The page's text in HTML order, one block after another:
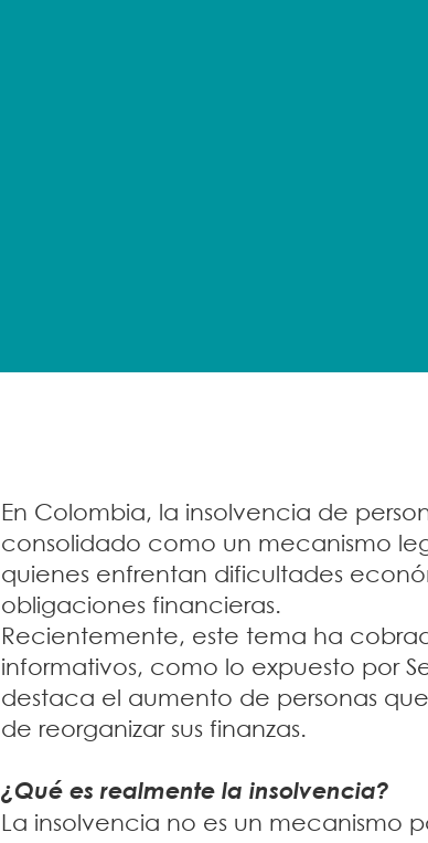
En Colombia, la insolvencia de
consolidado como un mecanismo
quienes enfrentan dificultades
obligaciones financieras.
Recientemente, este tema ha
informativos, como lo expuesto por
destaca el aumento de personas
de reorganizar sus finanzas.
¿Qué es realmente la insolvencia?
La insolvencia no es un mecanismo